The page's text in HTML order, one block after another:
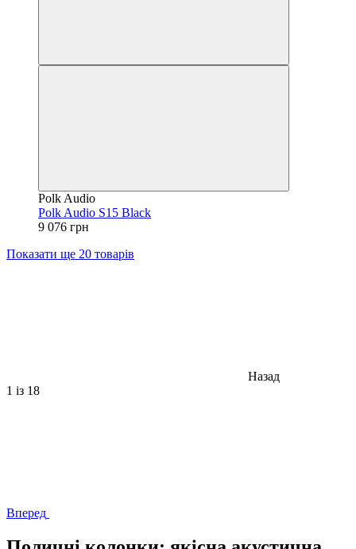
Polk Audio
Polk Audio S15 Black
9 076 грн
Показати ще 20 товарів
Назад
1 із 18
Вперед